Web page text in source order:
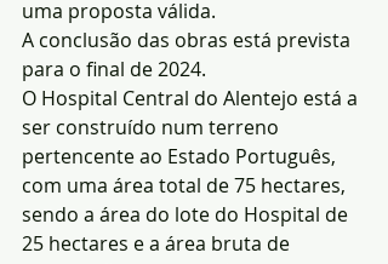
uma proposta válida.
A conclusão das obras está prevista
para o final de 2024.
O Hospital Central do Alentejo está a
ser construído num terreno
pertencente ao Estado Português,
com uma área total de 75 hectares,
sendo a área do lote do Hospital de
25 hectares e a área bruta de